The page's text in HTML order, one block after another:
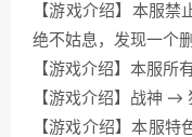
【游戏介绍】本服禁
绝不姑息，发现一个
【游戏介绍】本服所
【游戏介绍】战神
【游戏介绍】本服特